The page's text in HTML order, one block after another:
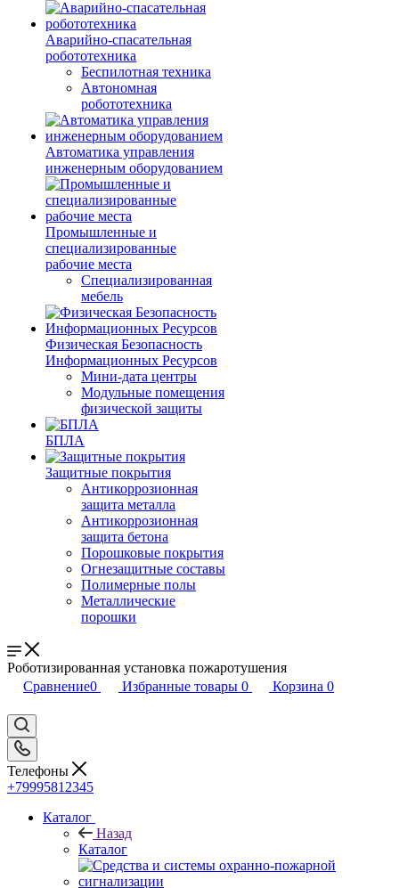
Аварийно-спасательная
робототехника
Беспилотная техника
Автономная
робототехника
Автоматика управления
инженерным оборудованием
Промышленные и
специализированные
рабочие места
Специализированная
мебель
Физическая Безопасность
Информационных Ресурсов
Мини-дата центры
Модульные помещения
физической защиты
БПЛА
Защитные покрытия
Антикоррозионная
защита металла
Антикоррозионная
защита бетона
Порошковые покрытия
Огнезащитные составы
Полимерные полы
Металлические
порошки
Роботизированная установка пожаротушения
Сравнение0 Избранные товары 0 Корзина 0
Телефоны
+79995812345
Каталог
Назад
Каталог